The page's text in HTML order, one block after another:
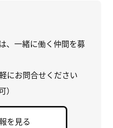
、一緒に働く仲間を募
にお問合せください
を見る